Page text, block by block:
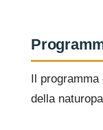
Il programma
della